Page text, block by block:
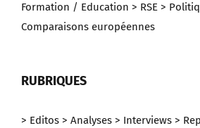
Formation / Education > RSE >
Comparaisons européennes
RUBRIQUES
> Editos > Analyses > Interviews >